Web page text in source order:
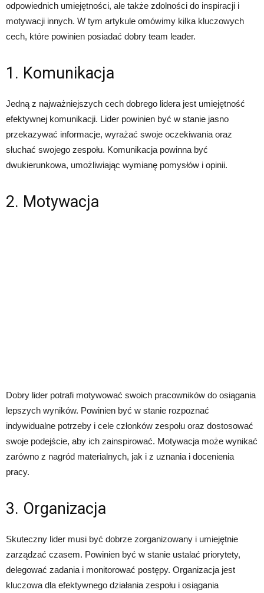
odpowiednich umiejętności, ale także zdolności do inspiracji i
motywacji innych. W tym artykule omówimy kilka kluczowych
cech, które powinien posiadać dobry team leader.
1. Komunikacja
Jedną z najważniejszych cech dobrego lidera jest umiejętność
efektywnej komunikacji. Lider powinien być w stanie jasno
przekazywać informacje, wyrażać swoje oczekiwania oraz
słuchać swojego zespołu. Komunikacja powinna być
dwukierunkowa, umożliwiając wymianę pomysłów i opinii.
2. Motywacja
Dobry lider potrafi motywować swoich pracowników do osiągania
lepszych wyników. Powinien być w stanie rozpoznać
indywidualne potrzeby i cele członków zespołu oraz dostosować
swoje podejście, aby ich zainspirować. Motywacja może wynikać
zarówno z nagród materialnych, jak i z uznania i docenienia
pracy.
3. Organizacja
Skuteczny lider musi być dobrze zorganizowany i umiejętnie
zarządzać czasem. Powinien być w stanie ustalać priorytety,
delegować zadania i monitorować postępy. Organizacja jest
kluczowa dla efektywnego działania zespołu i osiągania